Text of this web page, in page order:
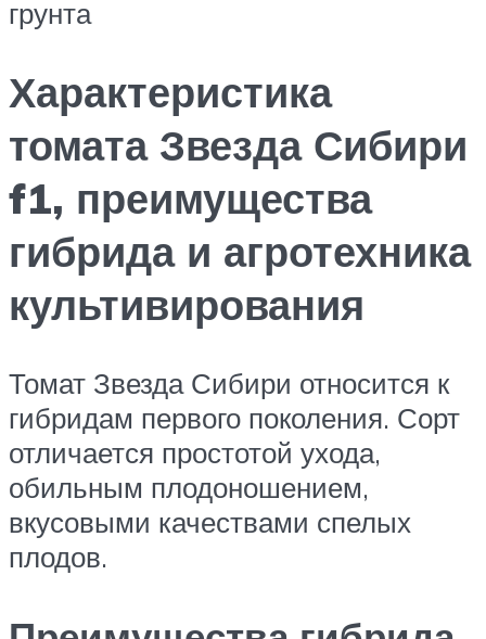
грунта
Характеристика
томата Звезда Сибири
f1, преимущества
гибрида и агротехника
культивирования
Томат Звезда Сибири относится к
гибридам первого поколения. Сорт
отличается простотой ухода,
обильным плодоношением,
вкусовыми качествами спелых
плодов.